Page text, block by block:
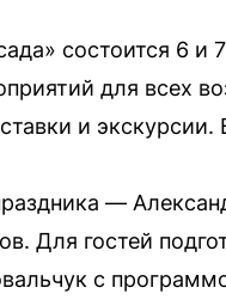
состоится 6
для всех
и
—
Для гостей
с